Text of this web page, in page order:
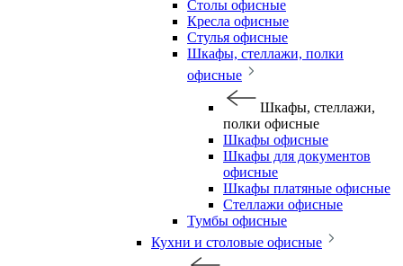
Столы офисные
Кресла офисные
Стулья офисные
Шкафы, стеллажи, полки
офисные
Шкафы, стеллажи,
полки офисные
Шкафы офисные
Шкафы для документов
офисные
Шкафы платяные офисные
Стеллажи офисные
Тумбы офисные
Кухни и столовые офисные